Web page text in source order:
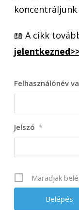
📖 A cikk
Felhasználónév
Jelszó *
Maradjak